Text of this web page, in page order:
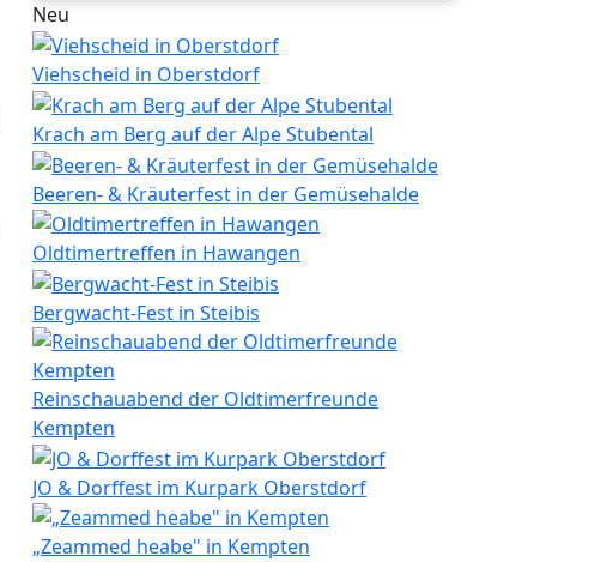
Neu
Viehscheid in Oberstdorf
Krach am Berg auf der Alpe Stubental
Beeren- & Kräuterfest in der Gemüsehalde
Oldtimertreffen in Hawangen
Bergwacht-Fest in Steibis
Reinschauabend der Oldtimerfreunde
Kempten
JO & Dorffest im Kurpark Oberstdorf
„Zeammed heabe" in Kempten